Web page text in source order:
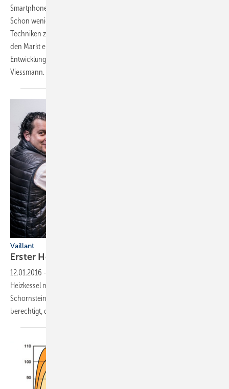
Smartphone. Die Branche ist aber nicht erst seit heute innovativ.
Schon wenige Jahre nach dem Zweiten Weltkrieg wurden neue
Techniken zur sicheren und komfortablen Wohnraumbeheizung in
den Markt eingeführt. Der Beitrag ist eine Zeitreise durch 75 Jahre
Entwicklungsgeschichte am Beispiel des Unternehmens
Viessmann.
Vaillant
Erster Heizkessel erhält
12.01.2016 -
Heizkessel mit einem Energieeffizienz-Label versehen. Gemeinsam mit
Schornsteinfegern und Energieberatern ist das SHK-Fachhandwerk
berechtigt, das kostenlose Etikett